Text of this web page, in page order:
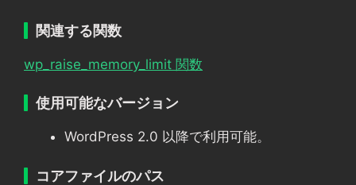
関連する関数
wp_raise_memory_limit 関数
使用可能なバージョン
WordPress 2.0 以降で利用可能。
コアファイルのパス